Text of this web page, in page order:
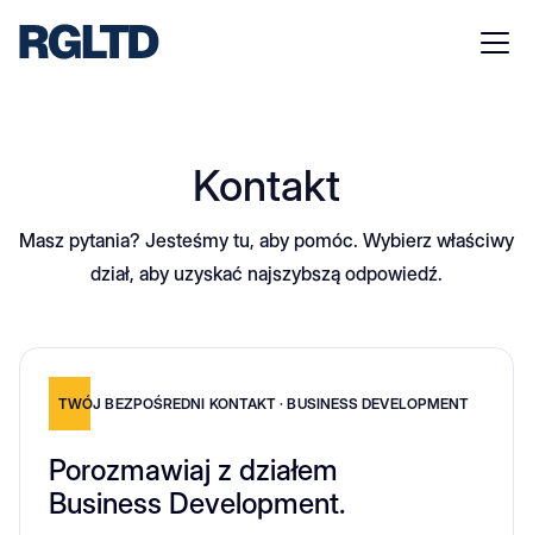
Kontakt
Masz pytania? Jesteśmy tu, aby pomóc. Wybierz właściwy
dział, aby uzyskać najszybszą odpowiedź.
TWÓJ BEZPOŚREDNI KONTAKT · BUSINESS DEVELOPMENT
Porozmawiaj z działem
Business Development.